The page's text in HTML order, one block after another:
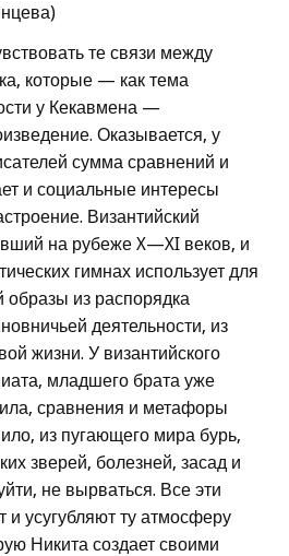
те связи между
которые — как тема
у Кекавмена —
Оказывается, у
сумма сравнений и
и социальные интересы
Византийский
на рубеже X—XI веков, и
гимнах использует для
из распорядка
деятельности, из
жизни. У византийского
младшего брата уже
сравнения и метафоры
из пугающего мира бурь,
зверей, болезней, засад и
не вырваться. Все эти
усугубляют ту атмосферу
Никита создает своими